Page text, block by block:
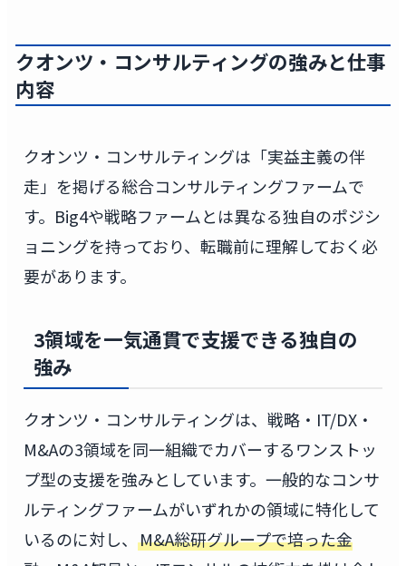
クオンツ・コンサルティングの強みと仕事
内容
クオンツ・コンサルティングは「実益主義の伴
走」を掲げる総合コンサルティングファームで
す。Big4や戦略ファームとは異なる独自のポジシ
ョニングを持っており、転職前に理解しておく必
要があります。
3領域を一気通貫で支援できる独自の
強み
クオンツ・コンサルティングは、戦略・IT/DX・
M&Aの3領域を同一組織でカバーするワンストッ
プ型の支援を強みとしています。一般的なコンサ
ルティングファームがいずれかの領域に特化して
いるのに対し、 M&A総研グループで培った金